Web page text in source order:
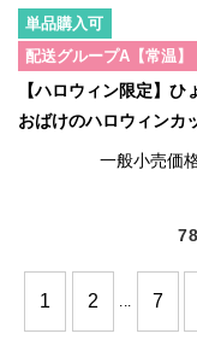
単品購入可
配送グループA【常温】
【ハロウィン限定】ひ
おばけのハロウィンカ
一般小売価
1 2 7